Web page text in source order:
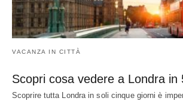
VACANZA IN CITTÀ
Scopri cosa vedere a Londra in
Scoprire tutta Londra in soli cinque giorni è